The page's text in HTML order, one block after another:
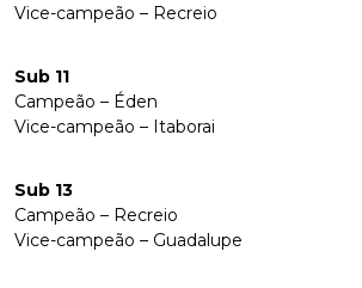
Vice-campeão – Recreio
Sub 11
Campeão – Éden
Vice-campeão – Itaborai
Sub 13
Campeão – Recreio
Vice-campeão – Guadalupe